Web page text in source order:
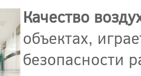
Качество
объектах,
безопасности